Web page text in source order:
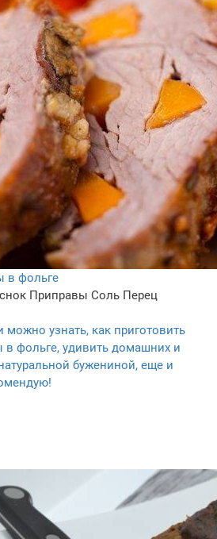
в фольге
Приправы Соль Перец
можно узнать, как приготовить
фольге, удивить домашних и
бужениной, еще и